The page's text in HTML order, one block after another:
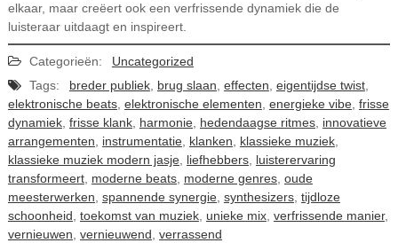
elkaar, maar creëert ook een verfrissende dynamiek die de
luisteraar uitdaagt en inspireert.
Categorieën:
Uncategorized
Tags:
breder publiek, brug slaan, effecten, eigentijdse twist,
elektronische beats, elektronische elementen, energieke vibe, frisse
dynamiek, frisse klank, harmonie, hedendaagse ritmes, innovatieve
arrangementen, instrumentatie, klanken, klassieke muziek,
klassieke muziek modern jasje, liefhebbers, luisterervaring
transformeert, moderne beats, moderne genres, oude
meesterwerken, spannende synergie, synthesizers, tijdloze
schoonheid, toekomst van muziek, unieke mix, verfrissende manier,
vernieuwen, vernieuwend, verrassend